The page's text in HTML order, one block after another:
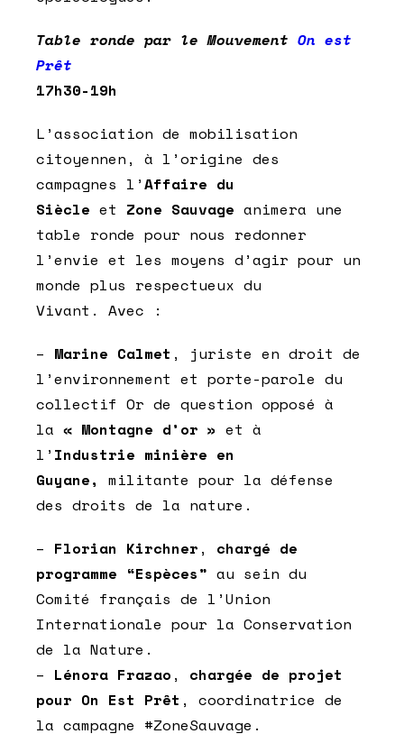
Table ronde par le Mouvement On est
Prêt
17h30-19h
L’association de mobilisation
citoyennen, à l’origine des
campagnes l’Affaire du
Siècle et Zone Sauvage animera une
table ronde pour nous redonner
l’envie et les moyens d’agir pour un
monde plus respectueux du
Vivant. Avec :
– Marine Calmet , juriste en droit de
l’environnement et porte-parole du
collectif Or de question opposé à
la « Montagne d’or » et à
l’ Industrie minière en
Guyane, militante pour la défense
des droits de la nature.
– Florian Kirchner , chargé de
programme “Espèces” au sein du
Comité français de l’Union
Internationale pour la Conservation
de la Nature.
– Lénora Frazao , chargée de projet
pour On Est Prêt , coordinatrice de
la campagne #ZoneSauvage.